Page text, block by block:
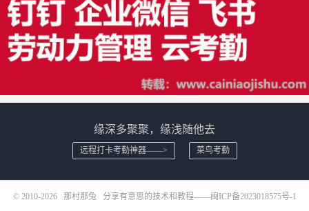
缘深多聚聚，缘浅随他去
远程打卡考勤神器——> 菜鸟考勤
© 2010-2026 那村那兔分享有意思的技术和教程——闽ICP备2023018575号-1